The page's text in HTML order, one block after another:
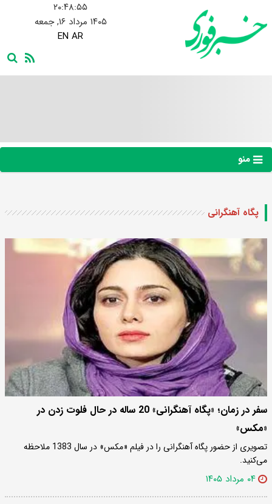
۲۰:۴۸:۵۶
۱۴۰۵ مرداد ۱۶, جمعه
EN AR
منو
پگاه آهنگرانی
سفر در زمان؛ «پگاه آهنگرانی» 20 ساله در حال فلوت زدن در
«مکس»
تصویری از حضور پگاه آهنگرانی را در فیلم «مکس» در سال 1383 ملاحظه
می‌کنید.
۰۴ مرداد ۱۴۰۵